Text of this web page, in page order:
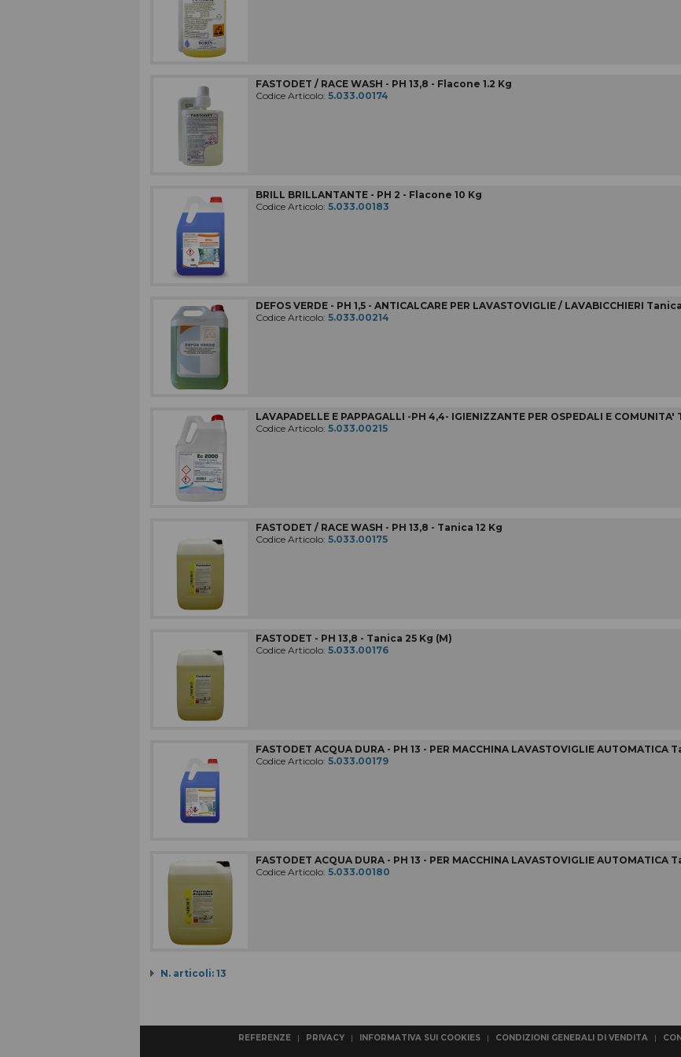
COMPLEMENTI D'ARREDO
MACCHINE PER LA PULIZIA
Macchine, accessori e ricambi
IMPIANTI DI ASPIRAZIONE
ATTREZZATURE PER LE PULIZIE
In codice colore
MATERIALE RILEVABILE
Al metal detector e ai raggi X
Civili / industriali
DETERGENTI PER LE PULIZIE
Civili / industriali
PRODOTTI CARTACEI
E sacchi per rifiuti
ABBIGLIAMENTI SPECIFICI
per le aree di lavoro
FASTODET / RACE WASH - PH 13,8 - Flacone 1.2 Kg
Codice Articolo: 5.033.00174
BRILL BRILLANTANTE - PH 2 - Flacone 10 Kg
Codice Articolo: 5.033.00183
DEFOS VERDE - PH 1,5 - ANTICALCARE PER LAVASTOVIGLIE / LAVABICCHIERI
Codice Articolo: 5.033.00214
LAVAPADELLE E PAPPAGALLI -PH 4,4- IGIENIZZANTE PER OSPEDALI E COMUNITA'
Codice Articolo: 5.033.00215
FASTODET / RACE WASH - PH 13,8 - Tanica 12 Kg
Codice Articolo: 5.033.00175
FASTODET - PH 13,8 - Tanica 25 Kg (M)
Codice Articolo: 5.033.00176
FASTODET ACQUA DURA - PH 13 - PER MACCHINA LAVASTOVIGLIE AUTOMATICA
Codice Articolo: 5.033.00179
FASTODET ACQUA DURA - PH 13 - PER MACCHINA LAVASTOVIGLIE AUTOMATICA
Codice Articolo: 5.033.00180
N. articoli: 13
REFERENZE | PRIVACY | INFORMATIVA SUI COOKIES | CONDIZIONI GENERALI DI VENDITA |